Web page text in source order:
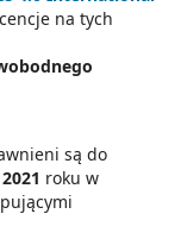
na tych
są do
roku w